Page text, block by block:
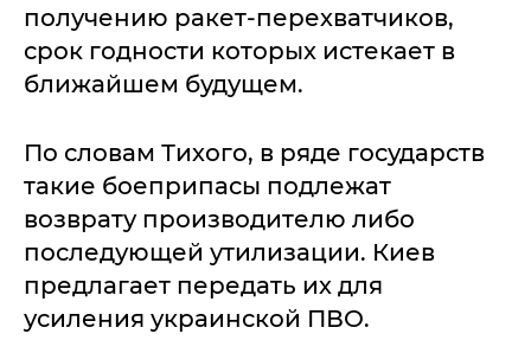
получению ракет-перехватчиков,
срок годности которых истекает в
ближайшем будущем.
По словам Тихого, в ряде государств
такие боеприпасы подлежат
возврату производителю либо
последующей утилизации. Киев
предлагает передать их для
усиления украинской ПВО.